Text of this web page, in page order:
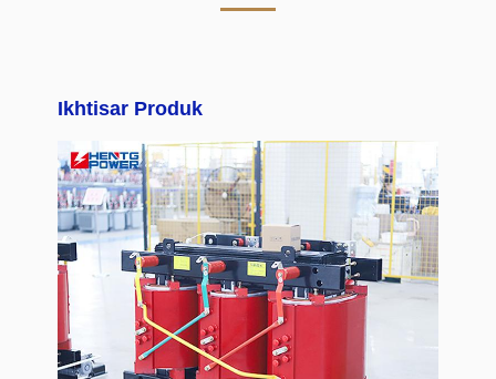
Ikhtisar Produk